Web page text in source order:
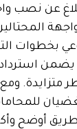
عن نصب
بخطوات
يضمن
متزايدة.
أوضح